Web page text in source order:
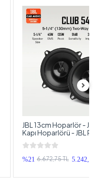
JBL 13cm Hoparlör -
Kapı Hoparlörü - JBL
Hoparlör 13cm
%21 6.672,75 TL